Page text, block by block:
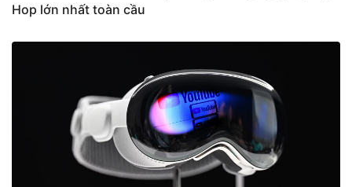
Hop lớn nhất toàn cầu